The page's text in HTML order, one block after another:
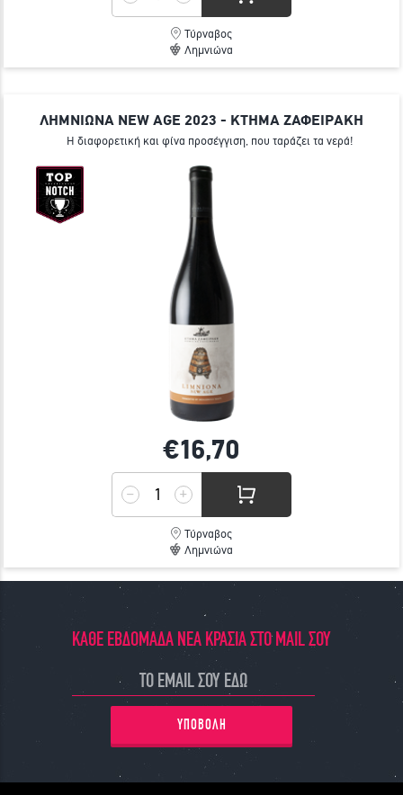
Τύρναβος
Λημνιώνα
ΛΗΜΝΙΩΝΑ NEW AGE 2023 - ΚΤΗΜΑ ΖΑΦΕΙΡΑΚΗ
Η διαφορετική και φίνα προσέγγιση, που ταράζει τα νερά!
€16,70
Τύρναβος
Λημνιώνα
ΚΑΘΕ ΕΒΔΟΜΑΔΑ ΝΕΑ ΚΡΑΣΙΑ ΣΤΟ MAIL ΣΟΥ
ΥΠΟΒΟΛΗ